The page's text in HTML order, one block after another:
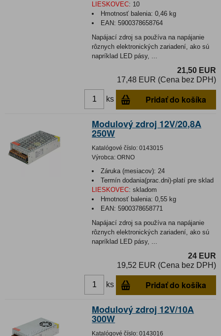
LIESKOVEC: 10
Hmotnosť balenia:0,46 kg
EAN:5900378658764
Napájací zdroj sa používa na napájanie
rôznych elektronických zariadení, ako sú
napríklad LED pásy, ...
21,50 EUR
17,48 EUR (Cena bez DPH)
ks Pridať do košíka
Modulový zdroj 12V/20,8A
250W
Katalógové číslo: 0143015
Výrobca: ORNO
Záruka (mesiacov): 24
Termín dodania(prac.dni)-platí pre sklad
LIESKOVEC: skladom
Hmotnosť balenia:0,55 kg
EAN:5900378658771
Napájací zdroj sa používa na napájanie
rôznych elektronických zariadení, ako sú
napríklad LED pásy, ...
24 EUR
19,52 EUR (Cena bez DPH)
ks Pridať do košíka
Modulový zdroj 12V/10A
300W
Katalógové číslo: 0143016